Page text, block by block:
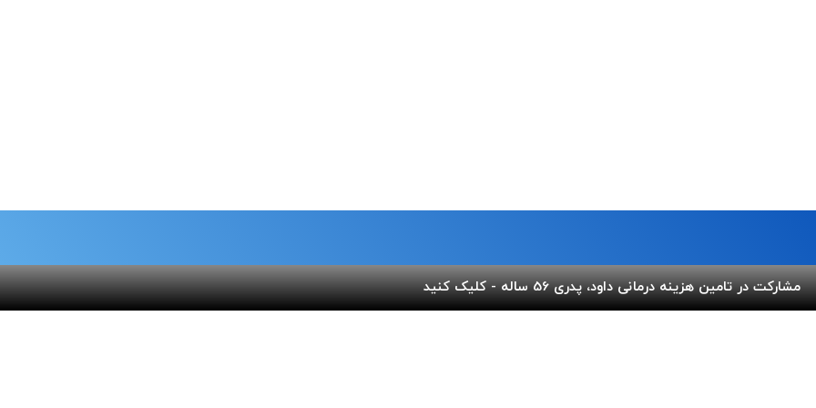
لینک های مفید شماره حساب های خیریه مشارکت در تامین هزینه درمانی داود، پدری 56 ساله - کلیک کنید